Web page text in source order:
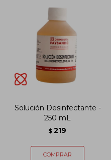
Solución Desinfectante -
250 mL
$ 219